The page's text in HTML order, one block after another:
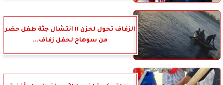
الزفاف تحول لحزن !! انتشال جثة طفل حضر
من سوهاج لحفل زفاف...